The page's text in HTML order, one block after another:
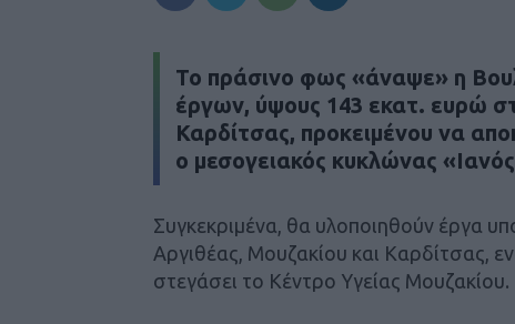
Το πράσινο φως «άναψε» η
έργων, ύψους 143 εκατ. ευρώ
Καρδίτσας, προκειμένου να
ο μεσογειακός κυκλώνας
Συγκεκριμένα, θα υλοποιηθούν έργα
Αργιθέας, Μουζακίου και Καρδίτσας,
στεγάσει το Κέντρο Υγείας Μουζακίου.